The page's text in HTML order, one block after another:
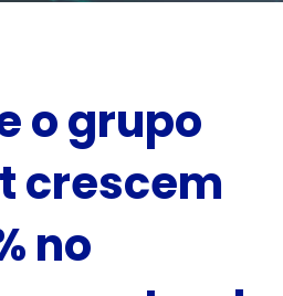
o grupo
crescem
no